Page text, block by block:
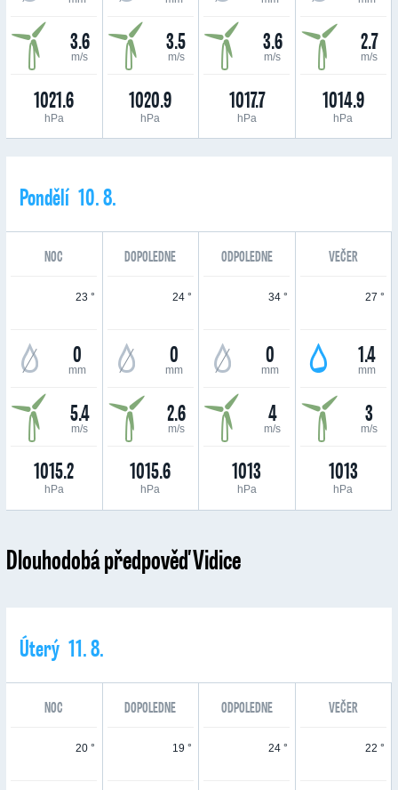
3.6
m/s
1021.6
hPa
3.5
m/s
1020.9
hPa
3.6
m/s
1017.7
hPa
2.7
m/s
1014.9
hPa
Pondělí 10. 8.
NOC DOPOLEDNE ODPOLEDNE VEČER
23 °
0
mm
5.4
m/s
1015.2
hPa
24 °
0
mm
2.6
m/s
1015.6
hPa
34 °
0
mm
4
m/s
1013
hPa
27 °
1.4
mm
3
m/s
1013
hPa
Dlouhodobá předpověď Vidice
Úterý 11. 8.
NOC DOPOLEDNE ODPOLEDNE VEČER
20 ° 19 ° 24 ° 22 °